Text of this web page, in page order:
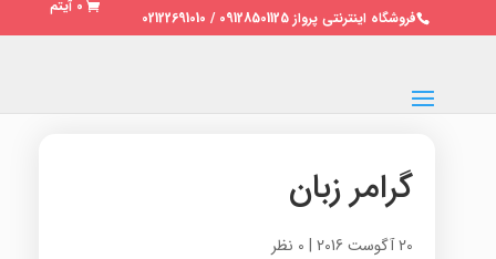
فروشگاه اینترنتی پرواز 09128501125 / 02122691010
0 آیتم
گرامر زبان
20 آگوست 2016 | 0 نظر